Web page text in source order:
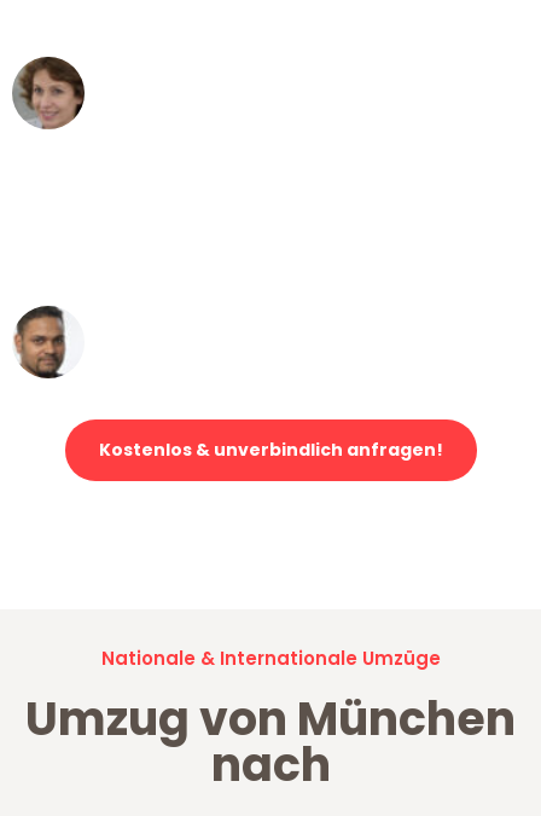
Kostenlos & unverbindlich anfragen!
Nationale & Internationale Umzüge
Umzug von München
nach